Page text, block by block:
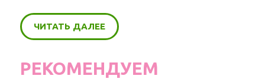
ЧИТАТЬ ДАЛЕЕ
РЕКОМЕНДУЕМ